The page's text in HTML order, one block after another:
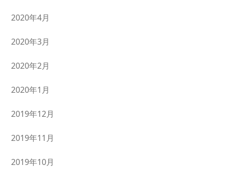
2020年4月
2020年3月
2020年2月
2020年1月
2019年12月
2019年11月
2019年10月